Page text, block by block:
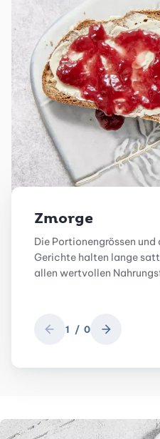
Zmorge
Die Portionengrössen
Gerichte halten lange
allen wertvollen
Zurück
1 / 0 Weiter